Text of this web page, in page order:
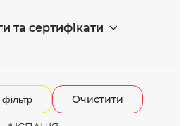
та сертифікати
Очистити